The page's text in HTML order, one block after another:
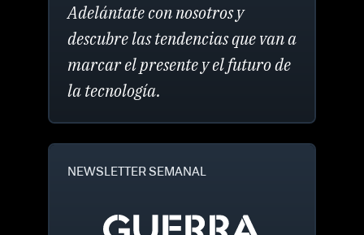
Adelántate con nosotros y
descubre las tendencias que van a
marcar el presente y el futuro de
la tecnología.
NEWSLETTER SEMANAL